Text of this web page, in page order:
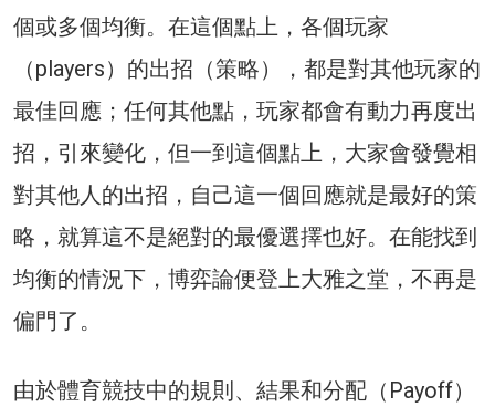
個或多個均衡。在這個點上，各個玩家
（players）的出招（策略），都是對其他玩家的
最佳回應；任何其他點，玩家都會有動力再度出
招，引來變化，但一到這個點上，大家會發覺相
對其他人的出招，自己這一個回應就是最好的策
略，就算這不是絕對的最優選擇也好。在能找到
均衡的情況下，博弈論便登上大雅之堂，不再是
偏門了。
由於體育競技中的規則、結果和分配（Payoff）